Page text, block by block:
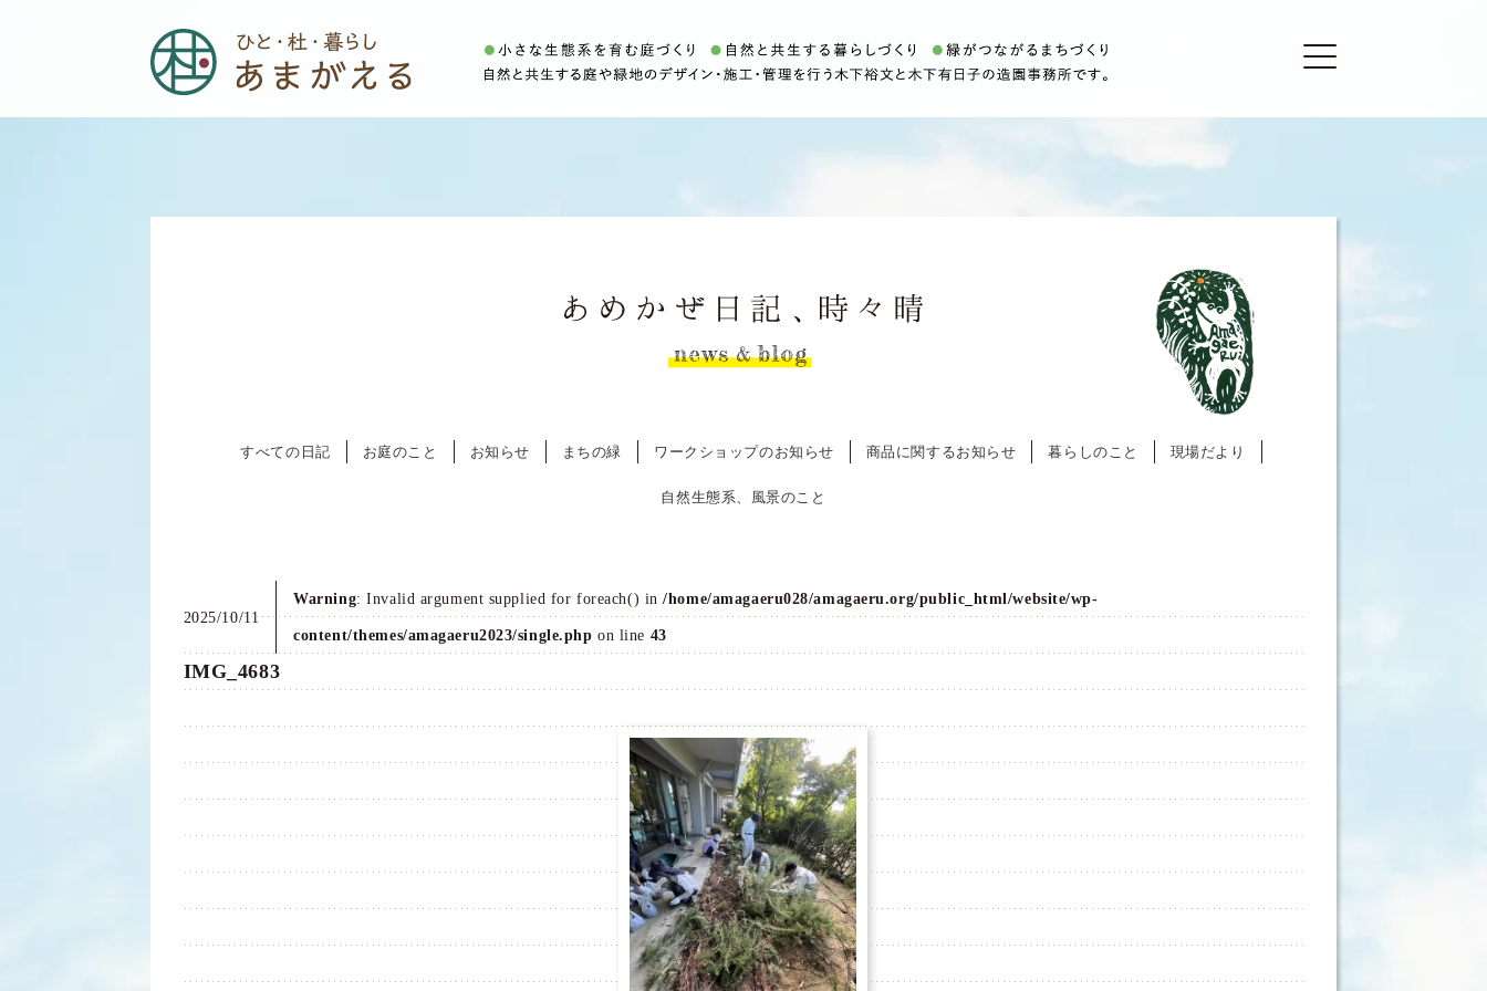
すべての日記 お庭のこと お知らせ まちの緑 ワークショップのお知らせ 商品に関するお知らせ 暮らしのこと 現場だより
自然生態系、風景のこと
2025/10/11
Warning: Invalid argument supplied for foreach() in/home/amagaeru028/amagaeru.org/public_html/website/wp-
content/themes/amagaeru2023/single.php on line 43
IMG_4683